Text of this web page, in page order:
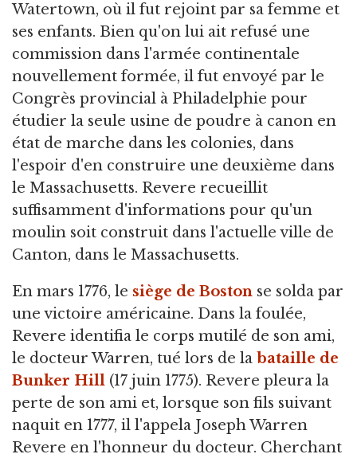
Watertown, où il fut rejoint par sa femme et
ses enfants. Bien qu'on lui ait refusé une
commission dans l'armée continentale
nouvellement formée, il fut envoyé par le
Congrès provincial à Philadelphie pour
étudier la seule usine de poudre à canon en
état de marche dans les colonies, dans
l'espoir d'en construire une deuxième dans
le Massachusetts. Revere recueillit
suffisamment d'informations pour qu'un
moulin soit construit dans l'actuelle ville de
Canton, dans le Massachusetts.
En mars 1776, le siège de Boston se solda par
une victoire américaine. Dans la foulée,
Revere identifia le corps mutilé de son ami,
le docteur Warren, tué lors de la bataille de
Bunker Hill (17 juin 1775). Revere pleura la
perte de son ami et, lorsque son fils suivant
naquit en 1777, il l'appela Joseph Warren
Revere en l'honneur du docteur. Cherchant